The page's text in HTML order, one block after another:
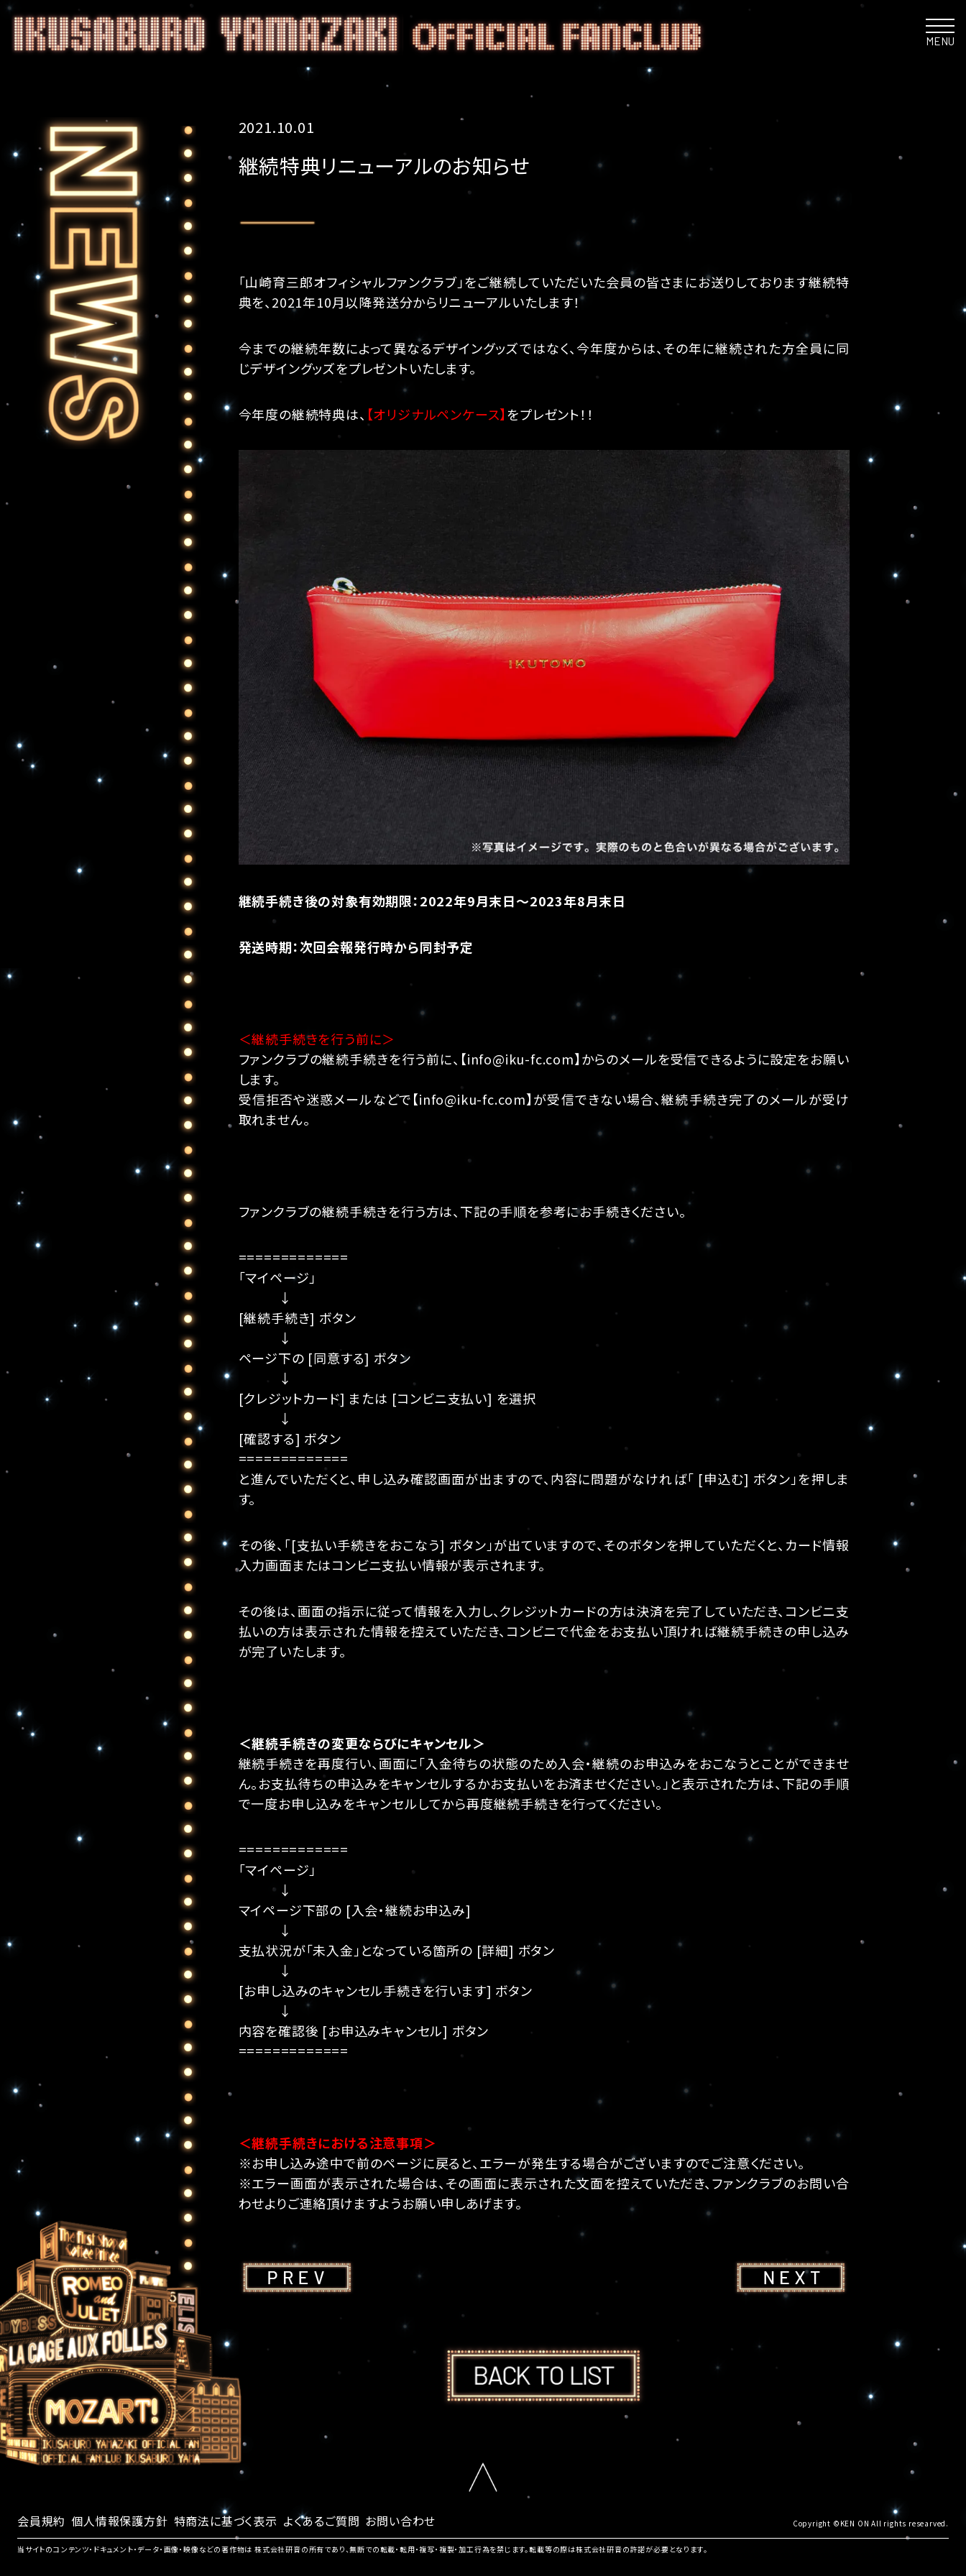
MENU
2021.10.01
継続特典リニューアルのお知らせ
「山崎育三郎オフィシャルファンクラブ」をご継続していただいた会員の皆さまにお送りしております継続特
典を、2021年10月以降発送分からリニューアルいたします！
今までの継続年数によって異なるデザイングッズではなく、今年度からは、その年に継続された方全員に同
じデザイングッズをプレゼントいたします。
今年度の継続特典は、 【オリジナルペンケース】をプレゼント！！
継続手続き後の対象有効期限：2022年9月末日～2023年8月末日
発送時期：次回会報発行時から同封予定
＜継続手続きを行う前に＞
ファンクラブの継続手続きを行う前に、【info@iku-fc.com】からのメールを受信できるように設定をお願い
します。
受信拒否や迷惑メールなどで【info@iku-fc.com】が受信できない場合、継続手続き完了のメールが受け
取れません。
ファンクラブの継続手続きを行う方は、下記の手順を参考にお手続きください。
=============
「マイページ」
↓
[継続手続き] ボタン
↓
ページ下の [同意する] ボタン
↓
[クレジットカード] または [コンビニ支払い] を選択
↓
[確認する] ボタン
=============
と進んでいただくと、申し込み確認画面が出ますので、内容に問題がなければ「 [申込む] ボタン」を押しま
す。
その後、「[支払い手続きをおこなう] ボタン」が出ていますので、そのボタンを押していただくと、カード情報
入力画面またはコンビニ支払い情報が表示されます。
その後は、画面の指示に従って情報を入力し、クレジットカードの方は決済を完了していただき、コンビニ支
払いの方は表示された情報を控えていただき、コンビニで代金をお支払い頂ければ継続手続きの申し込み
が完了いたします。
＜継続手続きの変更ならびにキャンセル＞
継続手続きを再度行い、画面に「入金待ちの状態のため入会・継続のお申込みをおこなうとことができませ
ん。お支払待ちの申込みをキャンセルするかお支払いをお済ませください。」と表示された方は、下記の手順
で一度お申し込みをキャンセルしてから再度継続手続きを行ってください。
=============
「マイページ」
↓
マイページ下部の [入会・継続お申込み]
↓
支払状況が「未入金」となっている箇所の [詳細] ボタン
↓
[お申し込みのキャンセル手続きを行います] ボタン
↓
内容を確認後 [お申込みキャンセル] ボタン
=============
＜継続手続きにおける注意事項＞
※お申し込み途中で前のページに戻ると、エラーが発生する場合がございますのでご注意ください。
※エラー画面が表示された場合は、その画面に表示された文面を控えていただき、ファンクラブのお問い合
わせよりご連絡頂けますようお願い申しあげます。
会員規約 個人情報保護方針 特商法に基づく表示 よくあるご質問 お問い合わせ Copyright ©KEN ON All rights researved.
当サイトのコンテンツ・ドキュメント・データ・画像・映像などの著作物は 株式会社研音の所有であり、無断での転載・転用・複写・複製・加工行為を禁じます。転載等の際は株式会社研音の許諾が必要となります。